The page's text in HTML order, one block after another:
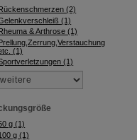
(2)
(1)
Rheuma & Arthrose (1)
(1)
(1)
g (1)
g (1)